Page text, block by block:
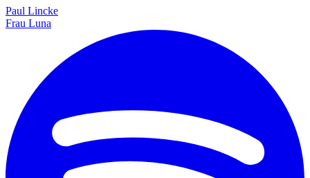
Paul Lincke
Frau Luna